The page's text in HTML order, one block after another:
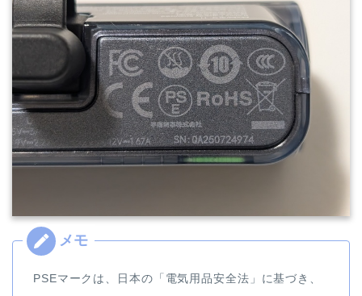
PSEマークは、日本の「電気用品安全法」に基づき、